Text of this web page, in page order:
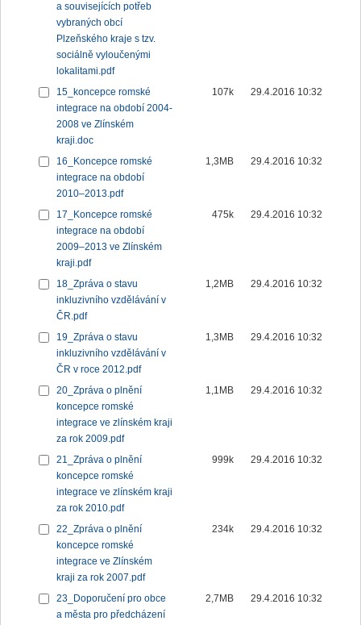
a souvisejících potřeb
vybraných obcí
Plzeňského kraje s tzv.
sociálně vyloučenými
lokalitami.pdf
15_koncepce romské
integrace na období 2004-
2008 ve Zlínském
kraji.doc
107k 29.4.2016 10:32
16_Koncepce romské
integrace na období
2010–2013.pdf
1,3MB 29.4.2016 10:32
17_Koncepce romské
integrace na období
2009–2013 ve Zlínském
kraji.pdf
475k 29.4.2016 10:32
18_Zpráva o stavu
inkluzivního vzdělávání v
ČR.pdf
1,2MB 29.4.2016 10:32
19_Zpráva o stavu
inkluzivního vzdělávání v
ČR v roce 2012.pdf
1,3MB 29.4.2016 10:32
20_Zpráva o plnění
koncepce romské
integrace ve zlínském kraji
za rok 2009.pdf
1,1MB 29.4.2016 10:32
21_Zpráva o plnění
koncepce romské
integrace ve zlínském kraji
za rok 2010.pdf
999k 29.4.2016 10:32
22_Zpráva o plnění
koncepce romské
integrace ve Zlínském
kraji za rok 2007.pdf
234k 29.4.2016 10:32
23_Doporučení pro obce
a města pro předcházení
2,7MB 29.4.2016 10:32